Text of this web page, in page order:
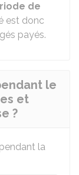
de
est donc
payés.
le
et
?
la